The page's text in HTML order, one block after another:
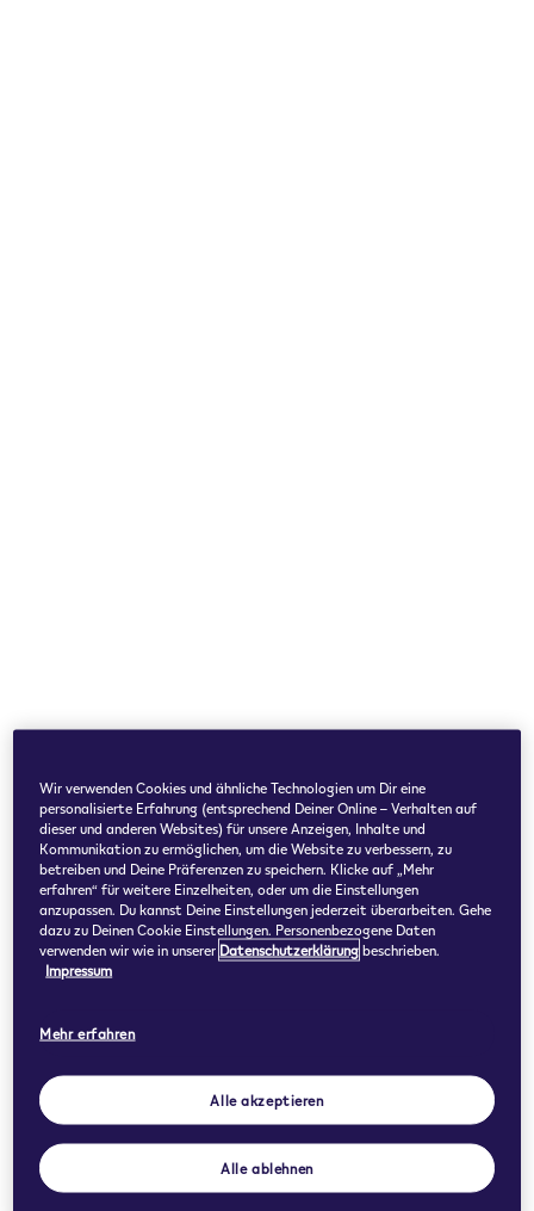
Wir verwenden Cookies und ähnliche Technologien um Dir eine
personalisierte Erfahrung (entsprechend Deiner Online – Verhalten auf
dieser und anderen Websites) für unsere Anzeigen, Inhalte und
Kommunikation zu ermöglichen, um die Website zu verbessern, zu
betreiben und Deine Präferenzen zu speichern. Klicke auf „Mehr
erfahren“ für weitere Einzelheiten, oder um die Einstellungen
anzupassen. Du kannst Deine Einstellungen jederzeit überarbeiten. Gehe
dazu zu Deinen Cookie Einstellungen. Personenbezogene Daten
verwenden wir wie in unserer Datenschutzerklärungbeschrieben.
Impressum
Mehr erfahren
Alle akzeptieren
Alle ablehnen